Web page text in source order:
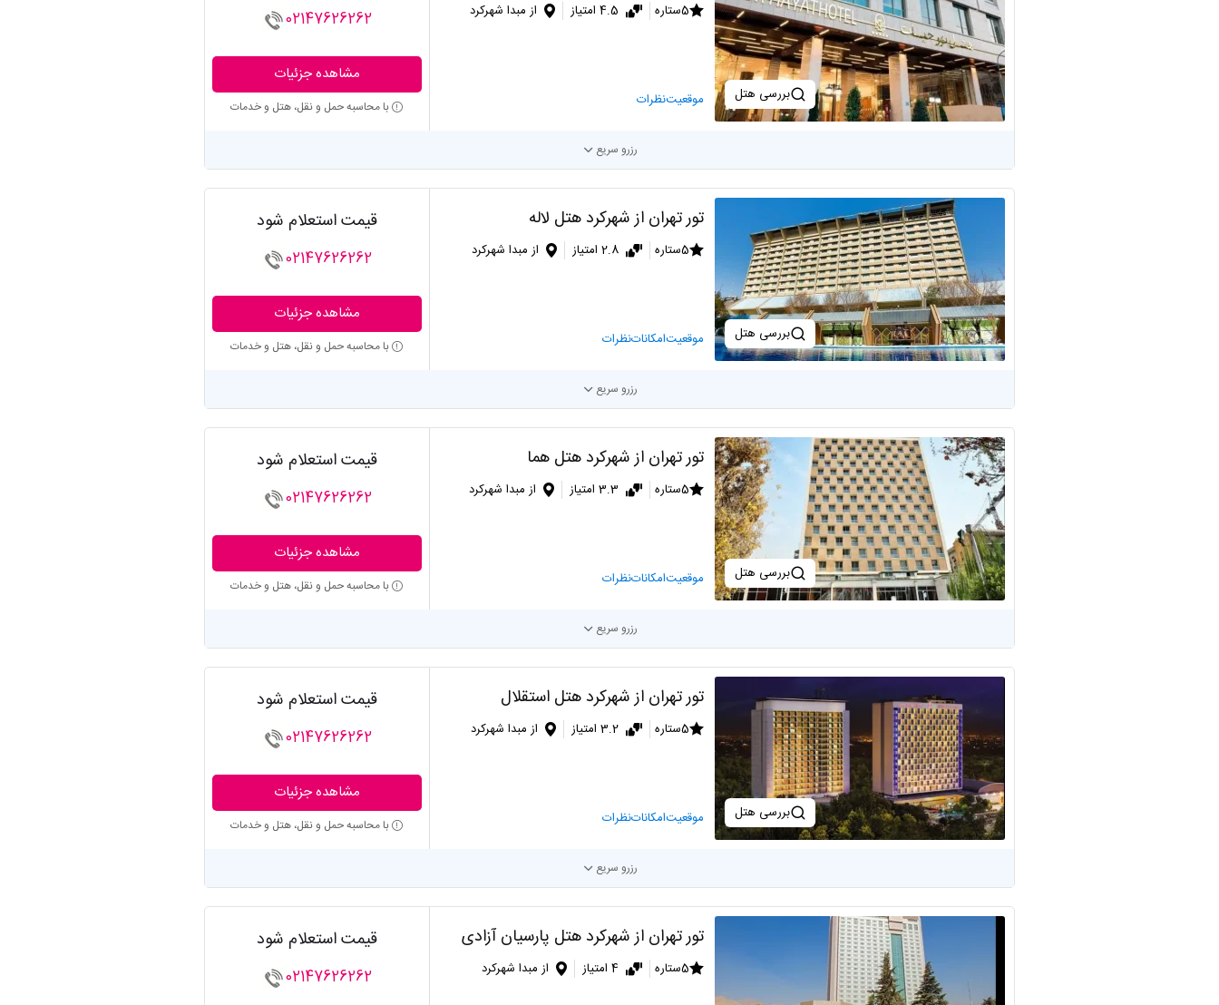
بررسی هتل
5ستاره 4.5 امتیاز از مبدا شهرکرد
موقعیتنظرات
02147626262
مشاهده جزئیات
با محاسبه حمل و نقل، هتل و خدمات
رزرو سریع
بررسی هتل
تور تهران از شهرکرد هتل لاله
5ستاره 2.8 امتیاز از مبدا شهرکرد
موقعیتامکاناتنظرات
قیمت استعلام شود
02147626262
مشاهده جزئیات
با محاسبه حمل و نقل، هتل و خدمات
رزرو سریع
بررسی هتل
تور تهران از شهرکرد هتل هما
5ستاره 3.3 امتیاز از مبدا شهرکرد
موقعیتامکاناتنظرات
قیمت استعلام شود
02147626262
مشاهده جزئیات
با محاسبه حمل و نقل، هتل و خدمات
رزرو سریع
بررسی هتل
تور تهران از شهرکرد هتل استقلال
5ستاره 3.2 امتیاز از مبدا شهرکرد
موقعیتامکاناتنظرات
قیمت استعلام شود
02147626262
مشاهده جزئیات
با محاسبه حمل و نقل، هتل و خدمات
رزرو سریع
تور تهران از شهرکرد هتل پارسیان آزادی
5ستاره 4 امتیاز از مبدا شهرکرد
قیمت استعلام شود
02147626262